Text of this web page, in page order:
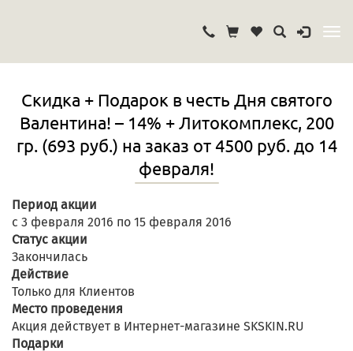
Скидка + Подарок в честь Дня святого
Валентина! – 14% + Литокомплекс, 200
гр. (693 руб.) на заказ от 4500 руб. до 14
февраля!
Период акции
с 3 февраля 2016 по 15 февраля 2016
Статус акции
Закончилась
Действие
Только для Клиентов
Место проведения
Акция действует в Интернет-магазине SKSKIN.RU
Подарки